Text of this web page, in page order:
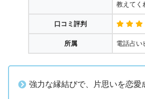
教えてく
口コミ評判
所属 電話占い
強力な縁結びで、片思いを恋愛